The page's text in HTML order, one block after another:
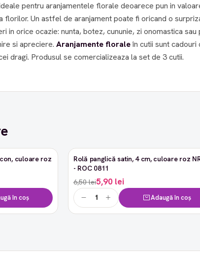
pentru aranjamentele florale deoarece pun in
fi oricand o surpriza
in orice ocazie: nunta, botez, cununie, zi onomastica sau
si apreciere. Aranjamente floraleîn cutii sunt cadouri
Produsul se comercializeaza la set de 3 cutii.
culoare roz
în coș
-9%
Rolă panglică satin, 4 cm, culoare roz
- ROC 0811
6,50 lei5,90 lei
Adaugă în coș